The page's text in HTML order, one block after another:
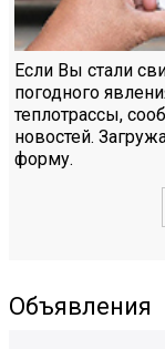
Если Вы стали
погодного
теплотрассы,
новостей.
форму.
Объявления